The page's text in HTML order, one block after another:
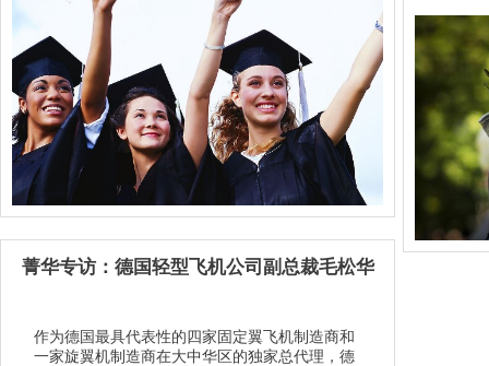
菁华专访：德国轻型飞机公司副总裁毛松华
作为德国最具代表性的四家固定翼飞机制造商和
一家旋翼机制造商在大中华区的独家总代理，德